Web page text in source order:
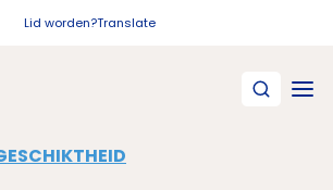
Lid worden?Translate